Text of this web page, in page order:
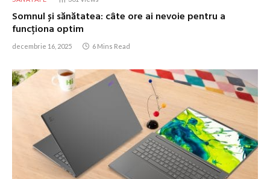
Somnul și sănătatea: câte ore ai nevoie pentru a
funcționa optim
decembrie 16, 2025 6 Mins Read